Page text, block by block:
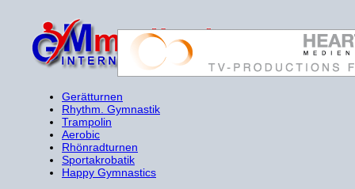
Gerätturnen
Rhythm. Gymnastik
Trampolin
Aerobic
Rhönradturnen
Sportakrobatik
Happy Gymnastics